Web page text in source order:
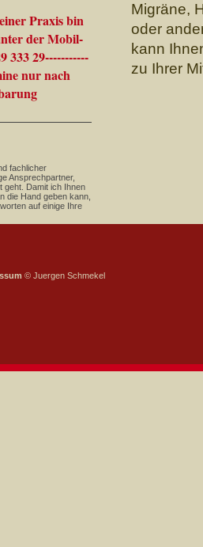
Migräne,
oder
kann
zu Ihrer
Praxis bin
der Mobil-
333 29-----------
nach
fachlicher
Ansprechpartner,
geht. Damit ich Ihnen
die Hand geben kann,
auf einige Ihre
© Juergen Schmekel